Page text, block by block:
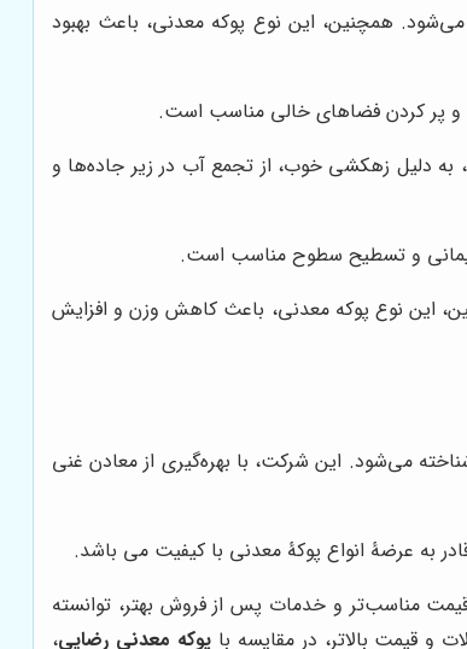
همچنین، این نوع پوکه معدنی، باعث بهبود
و پر کردن فضاهای خالی مناسب است.
به دلیل زهکشی خوب، از تجمع آب در زیر جاده‌ها و
سیمانی و تسطیح سطوح مناسب است.
این نوع پوکه معدنی، باعث کاهش وزن و افزایش
می‌شود. این شرکت، با بهره‌گیری از معادن غنی
به عرضۀ انواع پوکۀ معدنی با کیفیت می باشد.
قیمت مناسب‌تر و خدمات پس از فروش بهتر، توانسته
و قیمت بالاتر، در مقایسه باپوکه معدنی رضایی،